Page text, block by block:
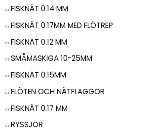
FISKNÄT 0.14 MM
FISKNÄT 0.17MM MED FLÖTREP
FISKNÄT 0.12 MM
SMÅMASKIGA 10-25MM
FISKNÄT 0.15MM
FLÖTEN OCH NÄTFLAGGOR
FISKNÄT 0.17 MM
RYSSJOR